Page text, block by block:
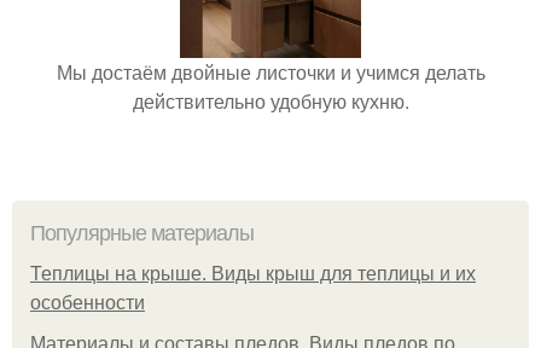
Мы достаём двойные листочки и учимся делать
действительно удобную кухню.
Популярные материалы
Теплицы на крыше. Виды крыш для теплицы и их
особенности
Материалы и составы пледов. Виды пледов по